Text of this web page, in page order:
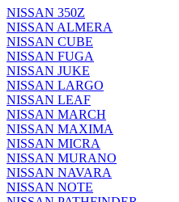
NISSAN 350Z
NISSAN ALMERA
NISSAN CUBE
NISSAN FUGA
NISSAN JUKE
NISSAN LARGO
NISSAN LEAF
NISSAN MARCH
NISSAN MAXIMA
NISSAN MICRA
NISSAN MURANO
NISSAN NAVARA
NISSAN NOTE